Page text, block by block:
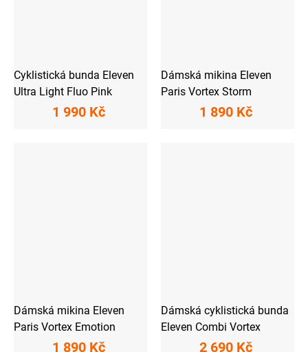
Cyklistická bunda Eleven
Ultra Light Fluo Pink
1 990 Kč
Dámská mikina Eleven
Paris Vortex Storm
1 890 Kč
Dámská mikina Eleven
Paris Vortex Emotion
1 890 Kč
Dámská cyklistická bunda
Eleven Combi Vortex
2 690 Kč